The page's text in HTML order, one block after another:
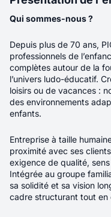
Réinitialiser la
150offres F/H/
Récence
Nouveau
Qui sommes-nous ?
Depuis plus de 70 ans,
professionnels de
complètes autour de la
l’univers ludo-éducatif.
loisirs ou de vacances :
des environnements
enfants.
Entreprise à taille
proximité avec ses
exigence de qualité,
Intégrée au groupe
sa solidité et sa vision
cadre structurant tout en
Téléphone*
Pièce jointes*
Déposer un CV
Lien vers votre profil
de gestion des
Qui souhaitez-
Nom*
Mail*